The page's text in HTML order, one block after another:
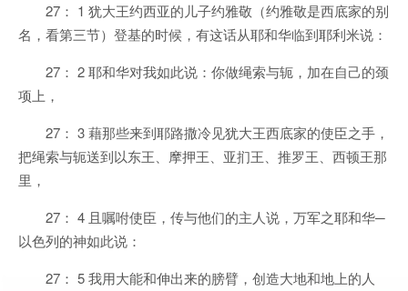
27： 1 犹大王约西亚的儿子约雅敬（约雅敬是西底家的别
名，看第三节）登基的时候，有这话从耶和华临到耶利米说：
27： 2 耶和华对我如此说：你做绳索与轭，加在自己的颈
项上，
27： 3 藉那些来到耶路撒冷见犹大王西底家的使臣之手，
把绳索与轭送到以东王、摩押王、亚扪王、推罗王、西顿王那
里，
27： 4 且嘱咐使臣，传与他们的主人说，万军之耶和华─
以色列的神如此说：
27： 5 我用大能和伸出来的膀臂，创造大地和地上的人